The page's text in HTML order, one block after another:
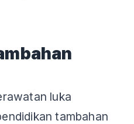
luka
tambahan